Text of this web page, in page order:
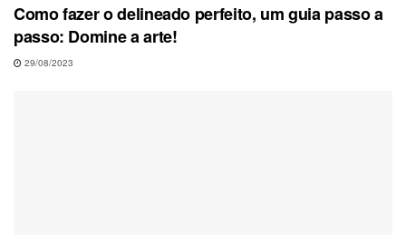
Como fazer o delineado perfeito, um guia passo a
passo: Domine a arte!
29/08/2023